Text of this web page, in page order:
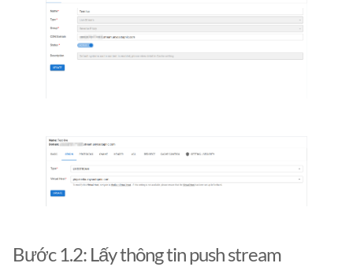
Bước 1.2: Lấy thông tin push stream